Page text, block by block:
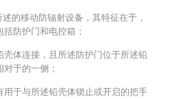
的移动防辐射设备，其特征在于，
防护门和电控箱；
壳体连接，且所述防护门位于所述铅
于的一侧；
用于与所述铅壳体锁止或开启的把手